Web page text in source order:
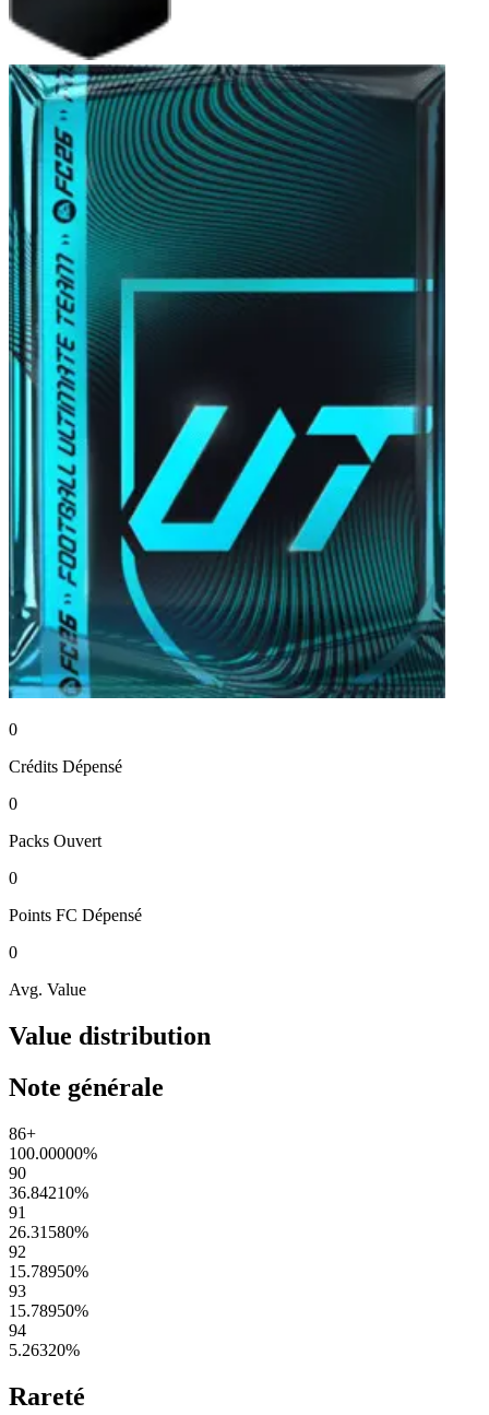
0
Crédits Dépensé
0
Packs Ouvert
0
Points FC Dépensé
0
Avg. Value
Value distribution
Note générale
86+
100.00000%
90
36.84210%
91
26.31580%
92
15.78950%
93
15.78950%
94
5.26320%
Rareté